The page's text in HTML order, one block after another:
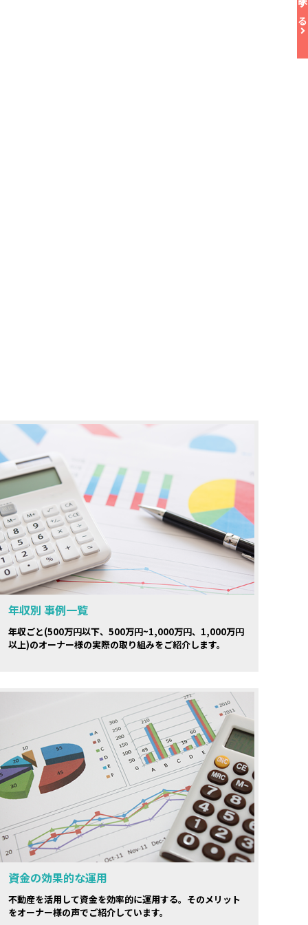
年収別 事例一覧
年収ごと(500万円以下、500万円~1,000万円、1,000万円
以上)のオーナー様の実際の取り組みをご紹介します。
資金の効果的な運用
不動産を活用して資金を効率的に運用する。そのメリット
をオーナー様の声でご紹介しています。